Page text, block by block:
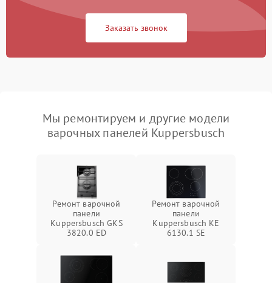
Заказать звонок
Мы ремонтируем и другие модели
варочных панелей Kuppersbusch
Ремонт варочной
панели
Kuppersbusch GKS
3820.0 ED
Ремонт варочной
панели
Kuppersbusch KE
6130.1 SE